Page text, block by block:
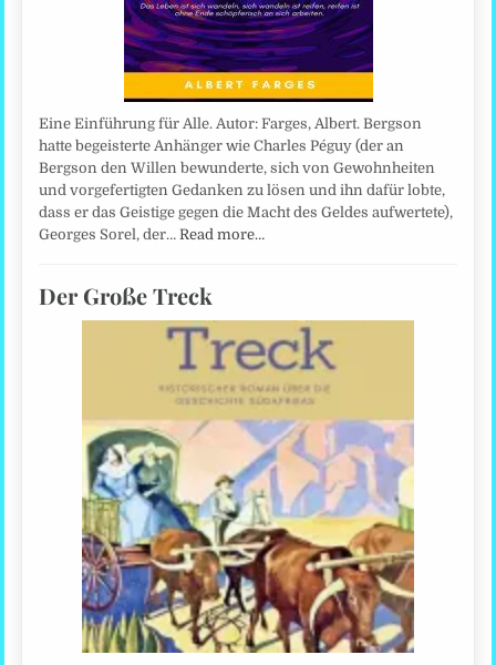
Eine Einführung für Alle. Autor: Farges, Albert. Bergson
hatte begeisterte Anhänger wie Charles Péguy (der an
Bergson den Willen bewunderte, sich von Gewohnheiten
und vorgefertigten Gedanken zu lösen und ihn dafür lobte,
dass er das Geistige gegen die Macht des Geldes aufwertete),
Georges Sorel, der…Read more…
Der Große Treck